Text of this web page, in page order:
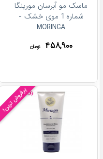
ماسک مو آبرسان مورینگا
شماره 1 موی خشک -
MORINGA
۴۵۸,۹۰۰ تومان
پرفروش ترین!